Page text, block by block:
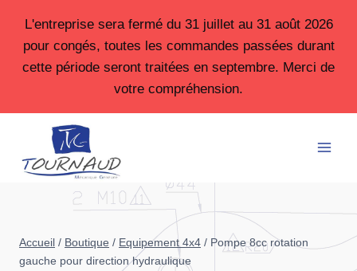
contenu
L'entreprise sera fermé du 31 juillet au 31 août 2026
pour congés, toutes les commandes passées durant
cette période seront traitées en septembre. Merci de
votre compréhension.
Accueil / Boutique / Equipement 4x4 / Pompe 8cc rotation
gauche pour direction hydraulique